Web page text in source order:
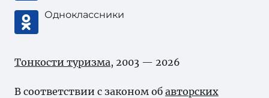
Одноклассники
Тонкости туризма, 2003 — 2026
В соответствии с законом об авторских